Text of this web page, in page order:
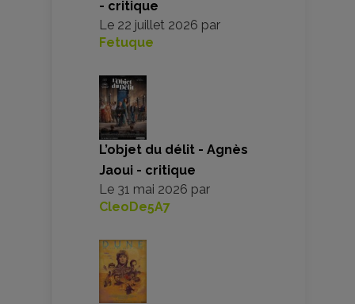
- critique
Le 22 juillet 2026 par
Fetuque
L’objet du délit - Agnès
Jaoui - critique
Le 31 mai 2026 par
CleoDe5A7